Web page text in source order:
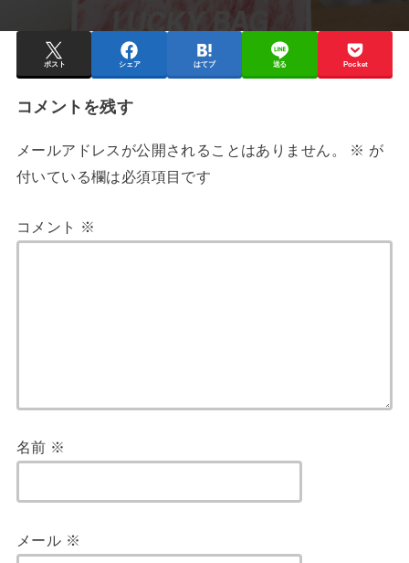
ポスト シェア はてブ 送る Pocket
コメントを残す
メールアドレスが公開されることはありません。 ※ が
付いている欄は必須項目です
コメント ※
名前 ※
メール ※